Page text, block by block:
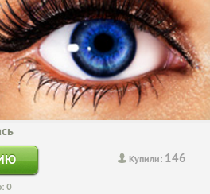
Купили: 146
0